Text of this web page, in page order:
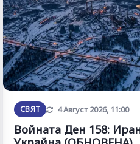
СВЯТ Обновена
4 Август 2026, 11:00
Войната Ден 158: